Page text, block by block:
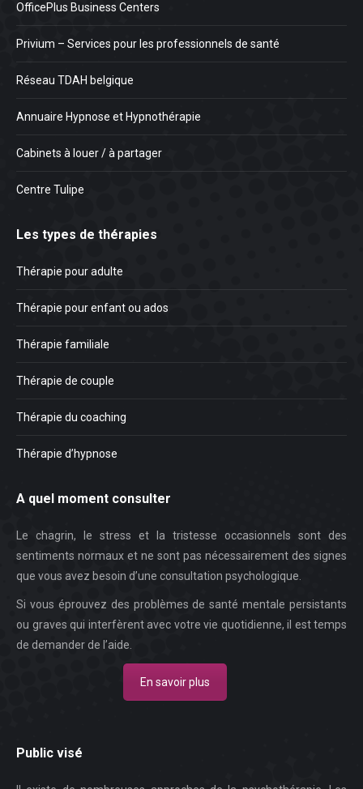
OfficePlus Business Centers
Privium – Services pour les professionnels de santé
Réseau TDAH belgique
Annuaire Hypnose et Hypnothérapie
Cabinets à louer / à partager
Centre Tulipe
Les types de thérapies
Thérapie pour adulte
Thérapie pour enfant ou ados
Thérapie familiale
Thérapie de couple
Thérapie du coaching
Thérapie d’hypnose
A quel moment consulter
Le chagrin, le stress et la tristesse occasionnels sont des
sentiments normaux et ne sont pas nécessairement des signes
que vous avez besoin d’une consultation psychologique.
Si vous éprouvez des problèmes de santé mentale persistants
ou graves qui interfèrent avec votre vie quotidienne, il est temps
de demander de l’aide.
En savoir plus
Public visé